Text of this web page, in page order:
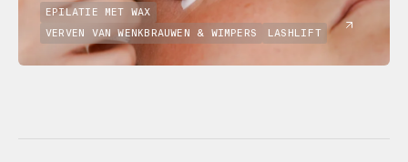
EPILATIE MET WAX
VERVEN VAN WENKBRAUWEN & WIMPERS
LASHLIFT